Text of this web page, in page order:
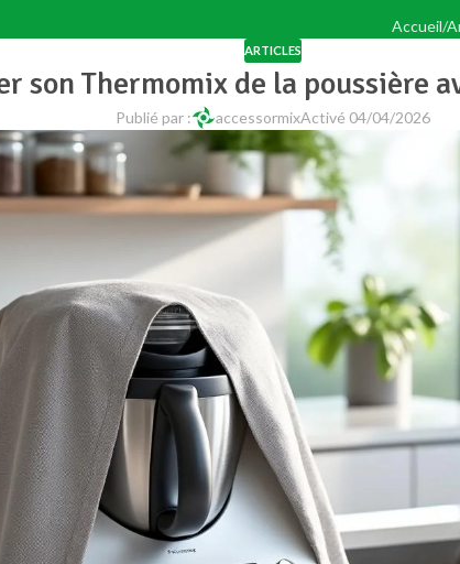
Accueil
ARTICLES
son Thermomix de la poussière
Publié par : accessormixActivé 04/04/2026